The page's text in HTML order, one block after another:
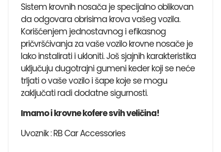
Sistem krovnih nosača je specijalno oblikovan
da odgovara obrisima krova vašeg vozila.
Korišćenjem jednostavnog i efikasnog
pričvršćivanja za vaše vozilo krovne nosače je
lako instalirati i ukloniti. Još sjajnih karakteristika
uključuju dugotrajni gumeni keder koji se neće
trljati o vaše vozilo i šape koje se mogu
zaključati radi dodatne sigurnosti.
Imamo i krovne kofere svih veličina!
Uvoznik : RB Car Accessories